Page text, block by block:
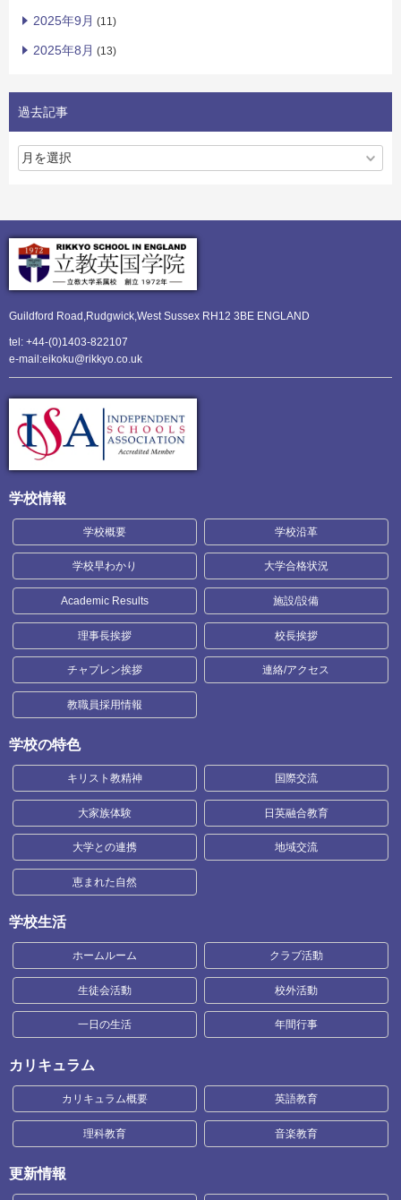
2025年9月 (11)
2025年8月 (13)
過去記事
Guildford Road,Rudgwick,West Sussex RH12 3BE ENGLAND
tel: +44-(0)1403-822107
e-mail:eikoku@rikkyo.co.uk
学校情報
学校概要 学校沿革
学校早わかり 大学合格状況
Academic Results 施設/設備
理事長挨拶 校長挨拶
チャプレン挨拶 連絡/アクセス
教職員採用情報
学校の特色
キリスト教精神 国際交流
大家族体験 日英融合教育
大学との連携 地域交流
恵まれた自然
学校生活
ホームルーム クラブ活動
生徒会活動 校外活動
一日の生活 年間行事
カリキュラム
カリキュラム概要 英語教育
理科教育 音楽教育
更新情報